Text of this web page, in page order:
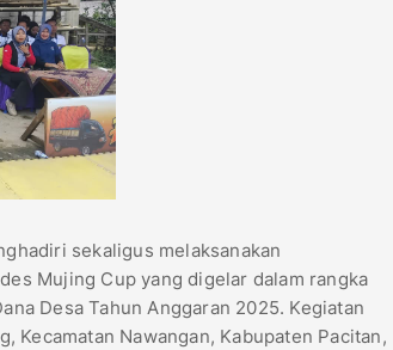
sekaligus melaksanakan
Mujing Cup yang digelar dalam rangka
Desa Tahun Anggaran 2025. Kegiatan
Kecamatan Nawangan, Kabupaten Pacitan,